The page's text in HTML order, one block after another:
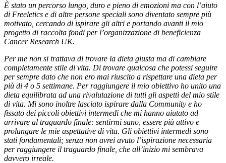
È stato un percorso lungo, duro e pieno di emozioni ma con l’aiuto
di Freeletics e di altre persone speciali sono diventato sempre più
motivato, cercando di ispirare gli altri e portando avanti il mio
progetto di raccolta fondi per l’organizzazione di beneficienza
Cancer Research UK.
Per me non si trattava di trovare la dieta giusta ma di cambiare
completamente stile di vita. Di trovare qualcosa che potessi seguire
per sempre dato che non ero mai riuscito a rispettare una dieta per
più di 4 o 5 settimane. Per raggiungere il mio obiettivo ho unito una
dieta equilibrata ad una rivalutazione di tutti gli aspetti del mio stile
di vita. Mi sono inoltre lasciato ispirare dalla Community e ho
fissato dei piccoli obiettivi intermedi che mi hanno aiutato ad
arrivare al traguardo finale: sentirmi sano, essere più attivo e
prolungare le mie aspettative di vita. Gli obiettivi intermedi sono
stati fondamentali; senza non avrei avuto l’ispirazione necessaria
per raggiungere il traguardo finale, che all’inizio mi sembrava
davvero irreale.